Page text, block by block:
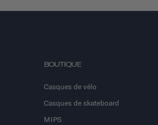
BOUTIQUE
Casques de vélo
Casques de skateboard
MIPS